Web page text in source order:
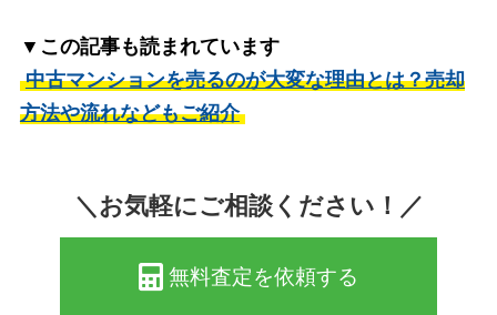
▼この記事も読まれています
中古マンションを売るのが大変な理由とは？売却
方法や流れなどもご紹介
＼お気軽にご相談ください！／
無料査定を依頼する